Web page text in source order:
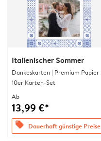
Italienischer Sommer
Dankeskarten | Premium Papier
10er Karten-Set
Ab
13,99 €*
offers Dauerhaft günstige Preise